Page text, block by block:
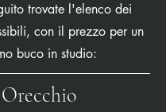
trovate l'elenco dei
con il prezzo per un
buco in studio:
Orecchio